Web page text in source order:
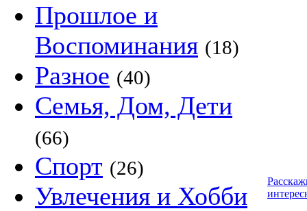
Прошлое и
Воспоминания (18)
Разное (40)
Семья, Дом, Дети
(66)
Спорт (26)
Увлечения и Хобби